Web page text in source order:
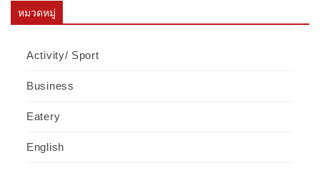
หมวดหมู่
Activity/ Sport
Business
Eatery
English